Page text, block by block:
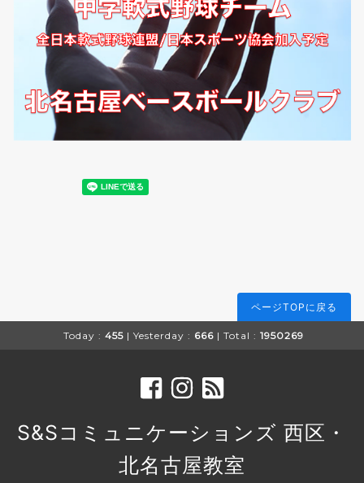
ページTOPに戻る
Today : 455 | Yesterday : 666 | Total : 1950269
S&Sコミュニケーションズ 西区・
北名古屋教室